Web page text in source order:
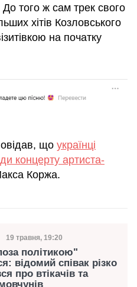
До того ж сам трек свого
хітів Козловського
на початку
що українці
концерту артиста-
Коржа.
Дата публікації
19 травня, 19:20
політикою"
відомий співак різко
про втікачів та